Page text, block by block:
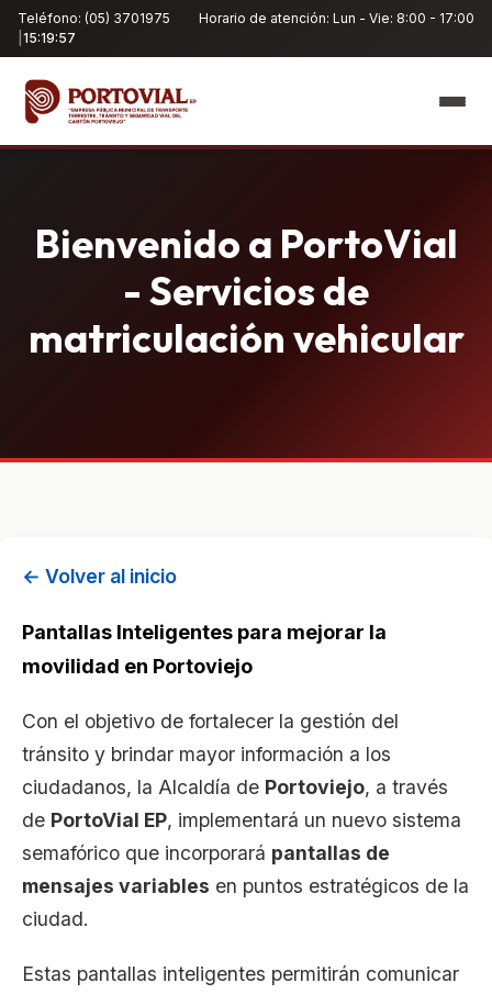
Teléfono: (05) 3701975
Horario de atención: Lun - Vie: 8:00 - 17:00
15:19:57
Bienvenido a PortoVial
- Servicios de
matriculación vehicular
← Volver al inicio
Pantallas Inteligentes para mejorar la
movilidad en Portoviejo
Con el objetivo de fortalecer la gestión del
tránsito y brindar mayor información a los
ciudadanos, la Alcaldía de Portoviejo, a través
de PortoVial EP, implementará un nuevo sistema
semafórico que incorporará pantallas de
mensajes variables en puntos estratégicos de la
ciudad.
Estas pantallas inteligentes permitirán comunicar